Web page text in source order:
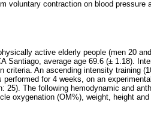
voluntary contraction on blood pressure
active elderly people (men 20
Santiago, average age 69.6 (± 1.18).
criteria. An ascending intensity training
for 4 weeks, on an
25). The following hemodynamic and
oxygenation (OM%), weight, height